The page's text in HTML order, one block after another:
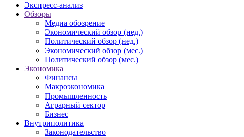
Экспресс-анализ
Обзоры
Медиа обозрение
Экономический обзор (нед.)
Политический обзор (нед.)
Экономический обзор (мес.)
Политический обзор (мес.)
Экономика
Финансы
Макроэкономика
Промышленность
Аграрный сектор
Бизнес
Внутриполитика
Законодательство